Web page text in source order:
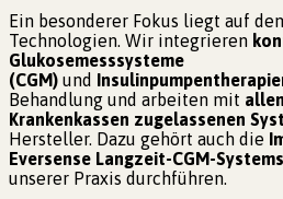
Ein besonderer Fokus liegt auf
Technologien. Wir integrieren
Glukosemesssysteme
(CGM) und
Behandlung und arbeiten mit
Krankenkassen zugelassenen
Hersteller. Dazu gehört auch die
Eversense Langzeit-CGM-Systems
unserer Praxis durchführen.